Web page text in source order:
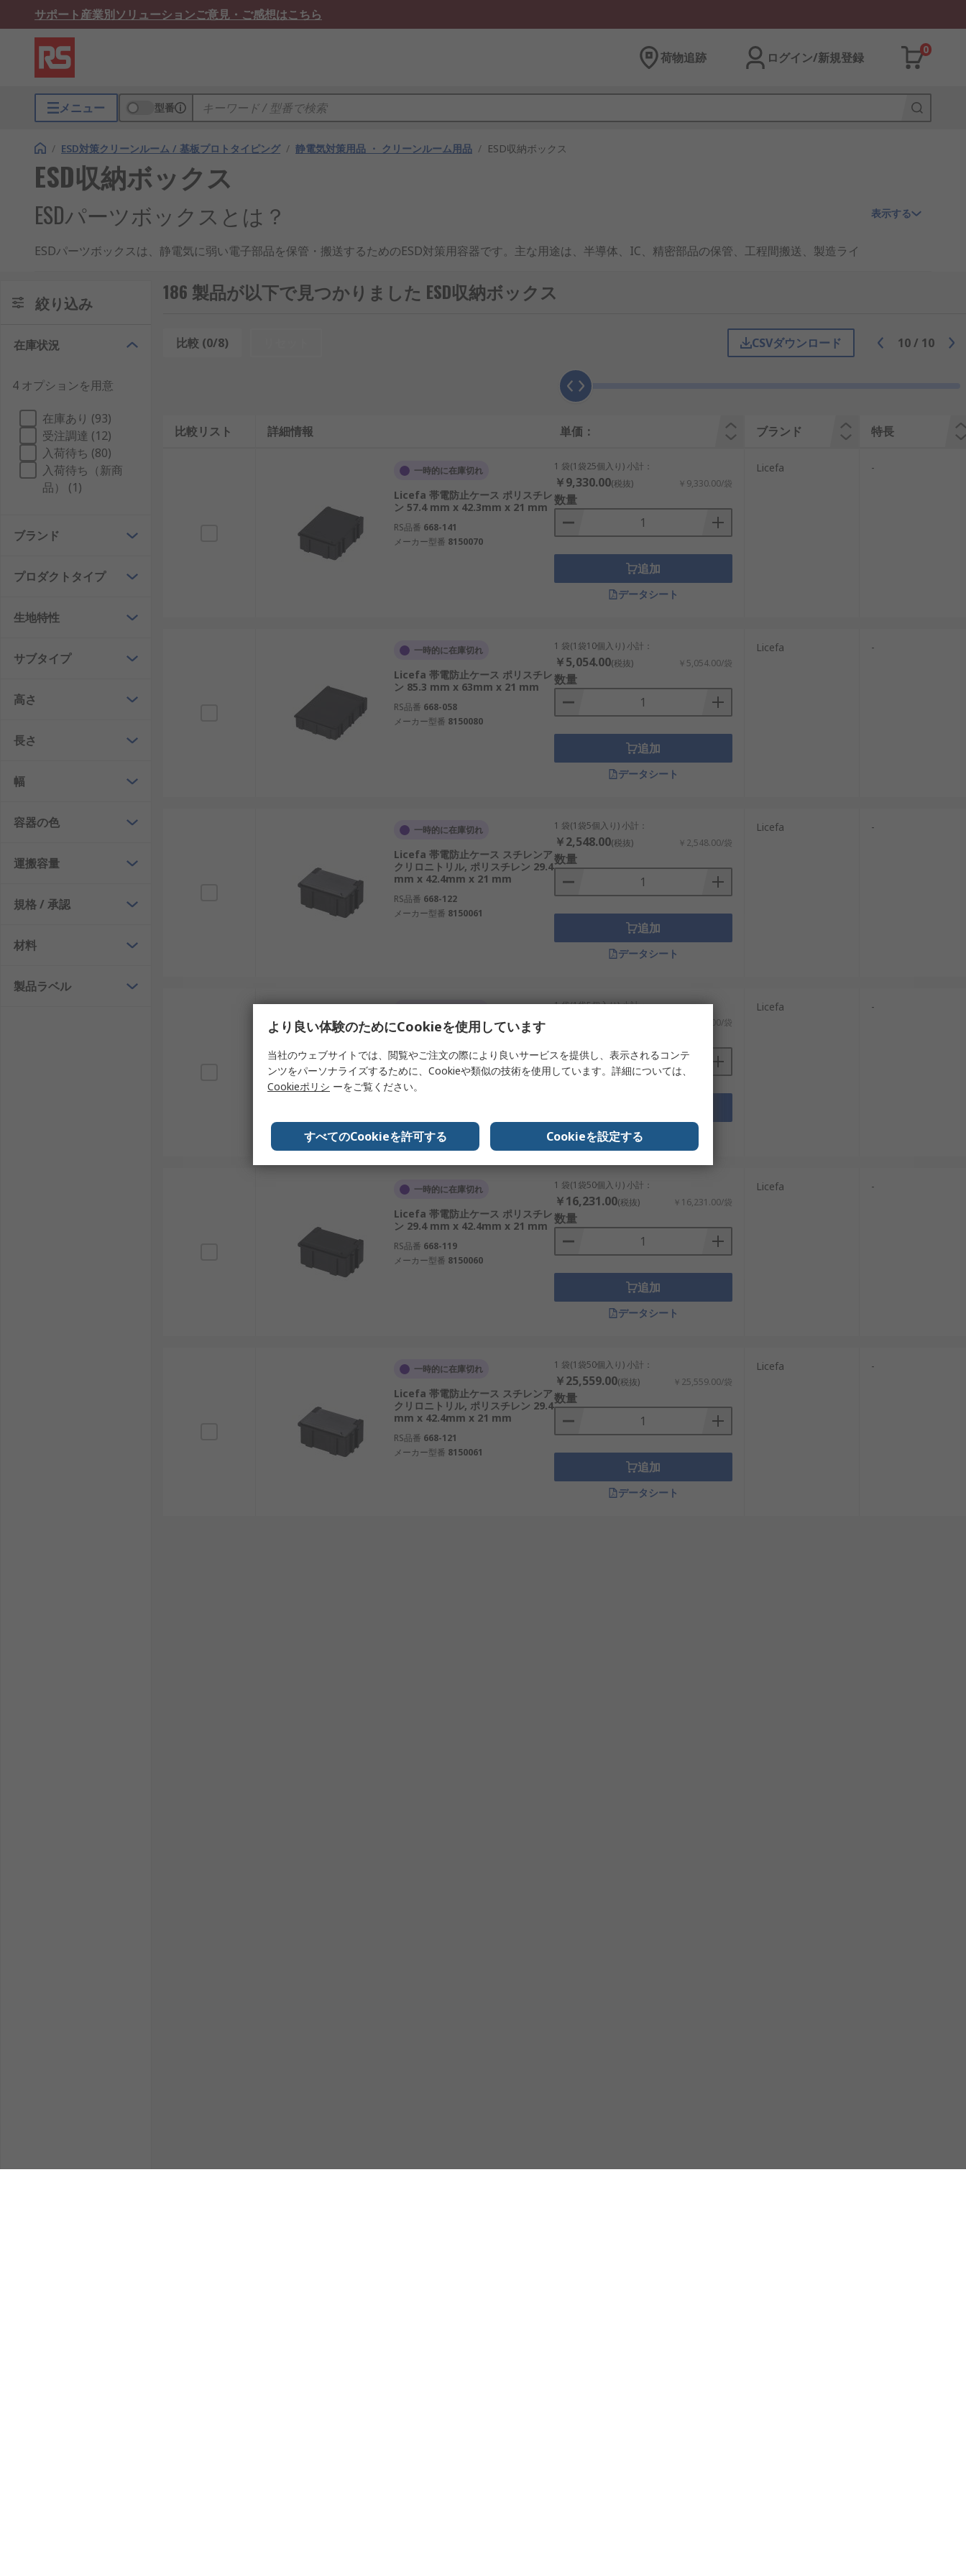
サポート産業別ソリューションご意見・ご感想はこちら
荷物追跡 ログイン/新規登録
0
メニュー 型番
/ ESD対策クリーンルーム / 基板プロトタイピング / 静電気対策用品 ・ クリーンルーム用品 / ESD収納ボックス
ESD収納ボックス
ESDパーツボックスとは？
ESDパーツボックスは、静電気に弱い電子部品を保管・搬送するためのESD対策用容器です。主な用途は、半導体、IC、精密部品の保管、工程間搬送、製造ライ
損傷のリスク低減に配慮しています。日本国内でも、電子部品の保管・管理用途を中心に広く流通しており、通販や専門販売チャネルでも入手しやすい製品群
です。
ESDパーツボックスの仕組み
ESDパーツボックスは、静電気を溜め込みにくい素材や構造によって、電子部品を安全に保管・搬送するための容器です。導電性ボックスや帯電防止ケースで
は、表面抵抗値を一定範囲に保ちやすい素材を用いることで、電荷が急激に放電するのを防ぎながら、静電気の影響を抑えます。これにより、微細な半導体部
品やICの破損リスクを抑えやすくなります。
また、こうした機能は保管時だけでなく、工程間の移動や一時保管でも重要です。搬送中に静電気や摩擦の影響を受けやすい環境でも、部品の信頼性維持に役
立ちます。ESD対策は現場全体の管理の一部として扱われることが多く、ボックス選定も品質管理や作業管理に関わる要素の一つです。
一般的な収納ボックスとの違い
ESDパーツボックスと一般的な収納ボックスは、外観が似ていても目的と機能が異なります。一般的な収納ボックスは、工具や消耗品などの整理・保管を目的と
した容器で、静電気対策は前提になっていません。一方、ESDパーツボックスは、静電気に敏感な電子部品を扱うことを前提に設計されており、導電性または帯
この違いは、ICや半導体デバイスのように微小な静電気でも影響を受ける部品を扱う現場では重要です。一般的なプラスチック容器では、摩擦などによって帯
電し、部品に悪影響を与える可能性があります。ESDパーツボックスは、そうしたリスクの低減を目的としています。
み重ね対応、識別しやすい設計などを採用した製品もあります。価格は汎用品より高めになる場合がありますが、部品保護や管理性を重視する現場では必要性
ESDパーツボックスの種類
ESDパーツボックスには、保管対象や運用方法に応じて複数の種類があります。
：導電性を持つ素材を使用したタイプで、電荷を逃がしやすい特性が求められる用途に使われます。
フタ付きESDパーツケース
：埃や外部環境の影響を抑えやすく、保管時の管理性を高めたい場合に適しています。
：限られたスペースで効率よく保管しやすく、棚管理やライン脇保管にも向いています。
仕切り付きESD保護ケース
：小型部品を分類しやすく、組立工程や検査工程での部品管理に適しています。
：重量物やロット単位の保管・搬送に使われ、物流や工程内搬送で選ばれることがあります。
これらは、素材特性だけでなく、サイズ、構造、使い方にも違いがあります。部品の形状や数量、運用方法に応じて適した種類を選ぶことが重要です。
ESDパーツボックスの選び方
ESDパーツボックスを選ぶ際は、保管する部品の特性と現場での運用方法をあわせて確認する必要があります。
素材：導電性樹脂、帯電防止プラスチック、ポリプロピレン、ABSなどがあり、ESD特性、耐久性、使用環境への適合性に関わります。
カラー：黒、透明、青、グレーなどがあり、内容物の見やすさや識別管理のしやすさに関わります。
耐荷重：保管する部品重量や積み重ね運用を踏まえて確認が必要です。
これらの条件が合っていない場合、保管効率の低下、破損リスクの増加、運用時の扱いづらさにつながることがあります。特に製造現場では、積み重ね性やモ
ジュール性、棚への収まりやすさが重要になる場合があります。また、価格だけでなく、再利用性、耐久性、部品保護性能も含めて比較することが実務的で
す。日本では通販や専門販売での調達が一般的なため、継続供給や同一仕様品の入手しやすさも確認しておきたい要素です。
ESDパーツボックスは複数のメーカーから展開されており、品質、構造、運用のしやすさに違いがあります。用途や現場条件に合ったメーカーを選ぶことで、保
管効率や部品保護のしやすさに差が出ます。入手性や継続供給も含めて比較することが重要です。
RS PRO：標準的なESD対策製品を幅広く展開しており、安定した品質と入手しやすさが特徴です。
Raaco：収納システムに強みがあり、仕切りやモジュール構成を重視した製品で選ばれることがあります。
Menda：ESD管理製品を幅広く扱っており、関連用品を含めて比較しやすいメーカーです。
Bosch Rexroth：産業用途向け製品で知られ、工程や物流で使われる保管関連製品の比較対象となります。
ESDパーツボックスは、電子部品の品質維持や工程管理に関わる基本的な保管用品です。部品特性や運用方法に合った素材、サイズ、構造を選ぶことで、保管性
と部品保護を両立しやすくなります。メーカー、価格、供給性まで含めて比較することが、実務上の適切な選定につながります。
表示する
絞り込み
在庫状況
4 オプションを用意
在庫あり (93)
受注調達 (12)
入荷待ち (80)
入荷待ち（新商
品） (1)
ブランド
プロダクトタイプ
生地特性
サブタイプ
高さ
長さ
幅
容器の色
運搬容量
規格 / 承認
材料
製品ラベル
186 製品が以下で見つかりました ESD収納ボックス
比較 (0/8) CSVダウンロード 10/ 10
比較リスト 詳細情報 単価： ブランド 特長
一時的に在庫切れ
Licefa 帯電防止ケース ポリスチレ
ン 57.4 mm x 42.3mm x 21 mm
RS品番 668-141
メーカー型番 8150070
1 袋(1袋25個入り) 小計：
￥9,330.00(税抜) ￥9,330.00/袋
数量
追加
データシート
Licefa -
一時的に在庫切れ
Licefa 帯電防止ケース ポリスチレ
ン 85.3 mm x 63mm x 21 mm
RS品番 668-058
メーカー型番 8150080
1 袋(1袋10個入り) 小計：
￥5,054.00(税抜) ￥5,054.00/袋
数量
追加
データシート
Licefa -
一時的に在庫切れ
Licefa 帯電防止ケース スチレンア
クリロニトリル, ポリスチレン 29.4
mm x 42.4mm x 21 mm
RS品番 668-122
メーカー型番 8150061
1 袋(1袋5個入り) 小計：
￥2,548.00(税抜) ￥2,548.00/袋
数量
追加
データシート
Licefa -
Licefa 帯電防止ケース ポリスチレ
RS品番
668-059
メーカー型番
1 袋(1袋5個入り) 小計：
￥2,527.00/袋
データシート
Licefa -
一時的に在庫切れ
Licefa 帯電防止ケース ポリスチレ
ン 29.4 mm x 42.4mm x 21 mm
RS品番 668-119
メーカー型番 8150060
1 袋(1袋50個入り) 小計：
￥16,231.00(税抜) ￥16,231.00/袋
数量
追加
データシート
Licefa -
一時的に在庫切れ
Licefa 帯電防止ケース スチレンア
クリロニトリル, ポリスチレン 29.4
mm x 42.4mm x 21 mm
RS品番 668-121
メーカー型番 8150061
1 袋(1袋50個入り) 小計：
￥25,559.00(税抜) ￥25,559.00/袋
数量
追加
データシート
Licefa -
より良い体験のためにCookieを使用しています
当社のウェブサイトでは、閲覧やご注文の際により良いサービスを提供し、表示されるコンテ
ンツをパーソナライズするために、Cookieや類似の技術を使用しています。詳細については、
Cookieポリシ ーをご覧ください。
すべてのCookieを許可する Cookieを設定する